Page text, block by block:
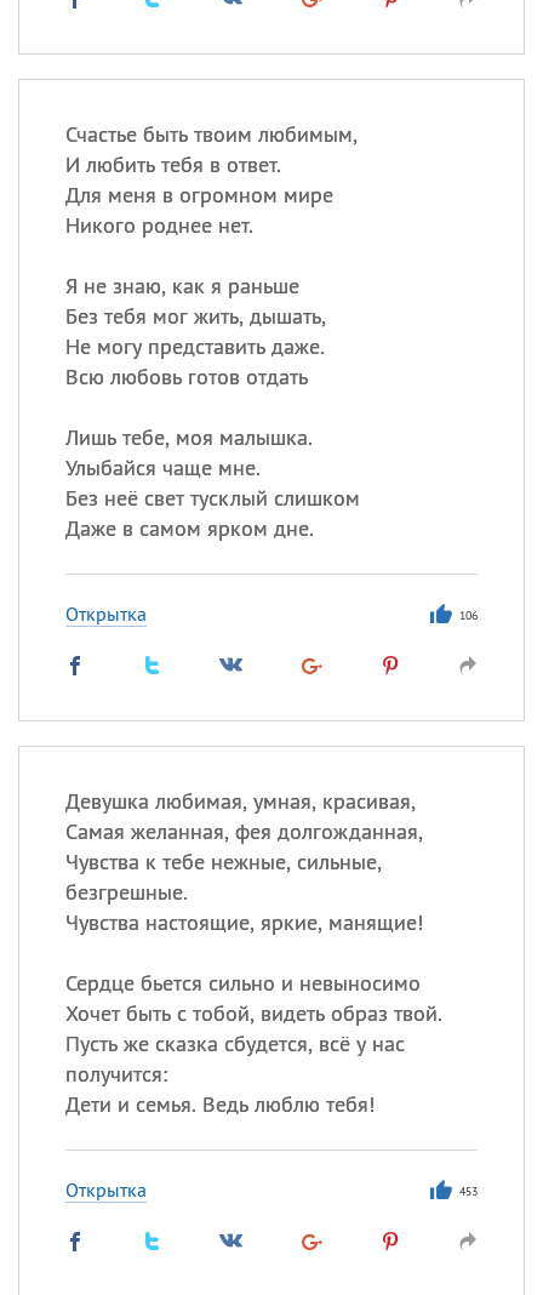
Счастье быть твоим любимым,
И любить тебя в ответ.
Для меня в огромном мире
Никого роднее нет.
Я не знаю, как я раньше
Без тебя мог жить, дышать,
Не могу представить даже.
Всю любовь готов отдать
Лишь тебе, моя малышка.
Улыбайся чаще мне.
Без неё свет тусклый слишком
Даже в самом ярком дне.
Открытка 106
Девушка любимая, умная, красивая,
Самая желанная, фея долгожданная,
Чувства к тебе нежные, сильные,
безгрешные.
Чувства настоящие, яркие, манящие!
Сердце бьется сильно и невыносимо
Хочет быть с тобой, видеть образ твой.
Пусть же сказка сбудется, всё у нас
получится:
Дети и семья. Ведь люблю тебя!
Открытка 453